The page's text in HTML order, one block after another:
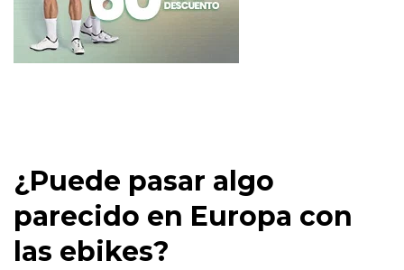
¿Puede pasar algo
parecido en Europa con
las ebikes?